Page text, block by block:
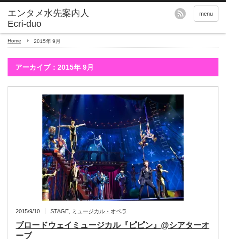
エンタメ水先案内人
Ecri-duo
menu
Home 2015年 9月
アーカイブ：2015年 9月
2015/9/10 STAGE ミュージカル・オペラ
ブロードウェイミュージカル『ピピン』@シアターオ
ーブ